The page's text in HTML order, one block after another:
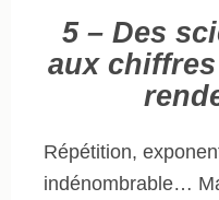
5 – Des
aux
Répétition,
indénombrable…